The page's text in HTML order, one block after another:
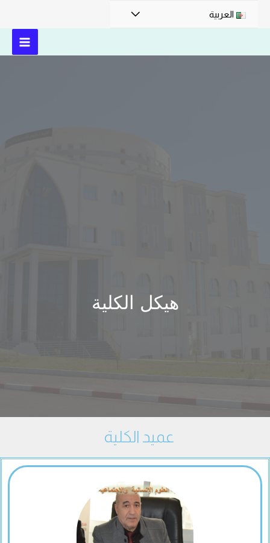
العربية
هيكل الكلية
عميد الكلية